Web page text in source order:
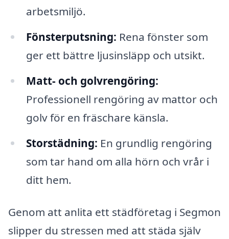
arbetsmiljö.
Fönsterputsning: Rena fönster som
ger ett bättre ljusinsläpp och utsikt.
Matt- och golvrengöring:
Professionell rengöring av mattor och
golv för en fräschare känsla.
Storstädning: En grundlig rengöring
som tar hand om alla hörn och vrår i
ditt hem.
Genom att anlita ett städföretag i Segmon
slipper du stressen med att städa själv